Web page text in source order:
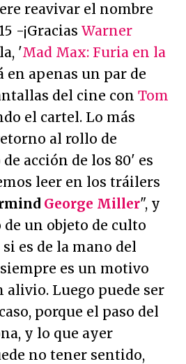
reavivar el nombre
-¡Gracias Warner
'Mad Max: Furia en la
en apenas un par de
del cine con Tom
el cartel. Lo más
al rollo de
acción de los 80' es
leer en los tráilers
George Miller", y
un objeto de culto
es de la mano del
es un motivo
alivio. Luego puede ser
porque el paso del
y lo que ayer
no tener sentido,